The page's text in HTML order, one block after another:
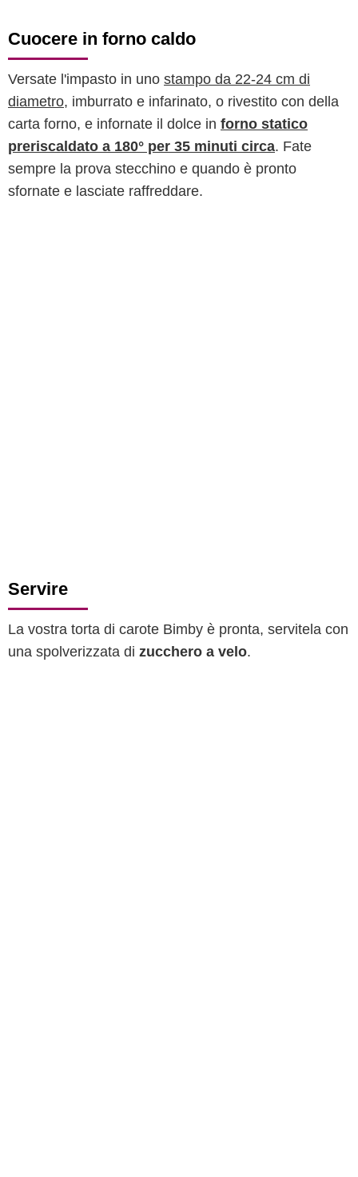
Cuocere in forno caldo
Versate l'impasto in uno stampo da 22-24 cm di
diametro, imburrato e infarinato, o rivestito con della
carta forno, e infornate il dolce in forno statico
preriscaldato a 180° per 35 minuti circa. Fate
sempre la prova stecchino e quando è pronto
sfornate e lasciate raffreddare.
Servire
La vostra torta di carote Bimby è pronta, servitela con
una spolverizzata di zucchero a velo.